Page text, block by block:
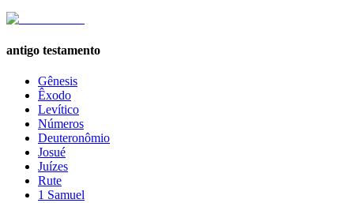
antigo testamento
Gênesis
Êxodo
Levítico
Números
Deuteronômio
Josué
Juízes
Rute
1 Samuel